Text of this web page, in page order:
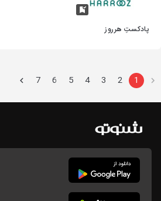
پادکستِ هرروز
1
2
3
4
5
6
7